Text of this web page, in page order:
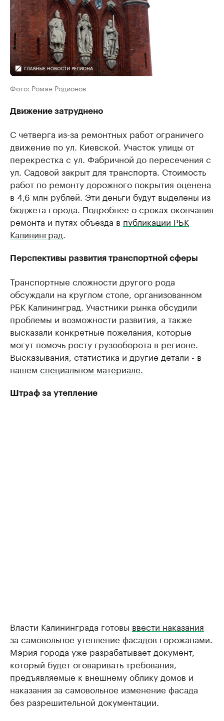
Фото: Роман Родионов
Движение затруднено
С четверга из-за ремонтных работ ограничего
движение по ул. Киевской. Участок улицы от
перекрестка с ул. Фабричной до пересечения с
ул. Садовой закрыт для транспорта. Стоимость
работ по ремонту дорожного покрытия оценена
в 4,6 млн рублей. Эти деньги будут выделены из
бюджета города. Подробнее о сроках окончания
ремонта и путях объезда в публикации РБК
Калининград
Перспективы развития транспортной сферы
Транспортные сложности другого рода
обсуждали на круглом столе, организованном
РБК Калининград. Участники рынка обсудили
проблемы и возможности развития, а также
высказали конкретные пожелания, которые
могут помочь росту грузооборота в регионе.
Высказывания, статистика и другие детали - в
нашем специальном материале.
Штраф за утепление
Власти Калининграда готовы ввести наказания
за самовольное утепление фасадов горожанами.
Мэрия города уже разрабатывает документ,
который будет оговаривать требования,
предъявляемые к внешнему облику домов и
наказания за самовольное изменение фасада
без разрешительной документации.